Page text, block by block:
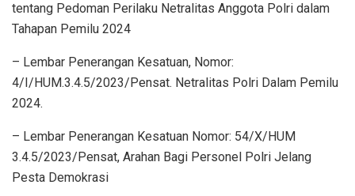
tentang Pedoman Perilaku Netralitas Anggota Polri dalam
Tahapan Pemilu 2024
– Lembar Penerangan Kesatuan, Nomor:
4/I/HUM.3.4.5/2023/Pensat. Netralitas Polri Dalam Pemilu
2024.
– Lembar Penerangan Kesatuan Nomor: 54/X/HUM
3.4.5/2023/Pensat, Arahan Bagi Personel Polri Jelang
Pesta Demokrasi